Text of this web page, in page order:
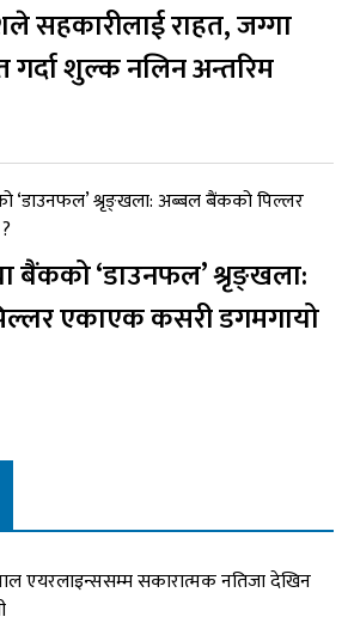
सहकारीलाई राहत, जग्गा
गर्दा शुल्क नलिन अन्तरिम
बैंकको ‘डाउनफल’ श्रृङ्खला:
एकाएक कसरी डगमगायो